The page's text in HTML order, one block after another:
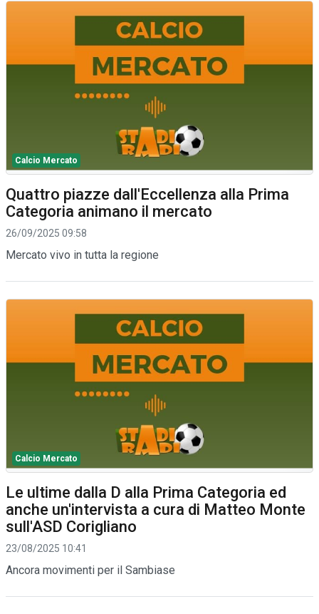
Calcio Mercato
Quattro piazze dall'Eccellenza alla Prima
Categoria animano il mercato
26/09/2025 09:58
Mercato vivo in tutta la regione
Calcio Mercato
Le ultime dalla D alla Prima Categoria ed
anche un'intervista a cura di Matteo Monte
sull'ASD Corigliano
23/08/2025 10:41
Ancora movimenti per il Sambiase